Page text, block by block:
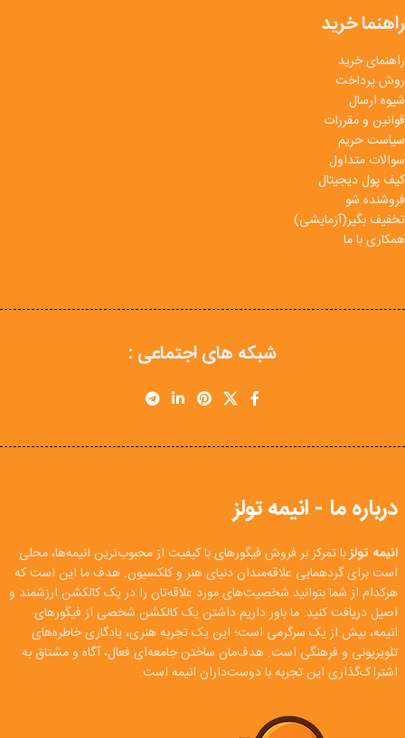
راهنما خرید
راهنمای خرید
روش پرداخت
شیوه ارسال
قوانین و مقررات
سیاست حریم
سوالات متداول
کیف پول دیجیتال
فروشنده شو
تخفیف بگیر(آزمایشی)
همکاری با ما
شبکه های اجتماعی :
درباره ما - انیمه تولز
انیمه تولزبا تمرکز بر فروش فیگورهای با کیفیت از محبوب‌ترین انیمه‌ها، محلی
است برای گردهمایی علاقه‌مندان دنیای هنر و کلکسیون. هدف ما این است که
هرکدام از شما بتوانید شخصیت‌های مورد علاقه‌تان را در یک کالکشن ارزشمند و
اصیل دریافت کنید. ما باور داریم داشتن یک کالکشن شخصی از فیگورهای
انیمه، بیش از یک سرگرمی است؛ این یک تجربه هنری، یادگاری خاطره‌های
تلویزیونی و فرهنگی است. هدف‌مان ساختن جامعه‌ای فعال، آگاه و مشتاق به
اشتراک‌گذاری این تجربه با دوست‌داران انیمه است.